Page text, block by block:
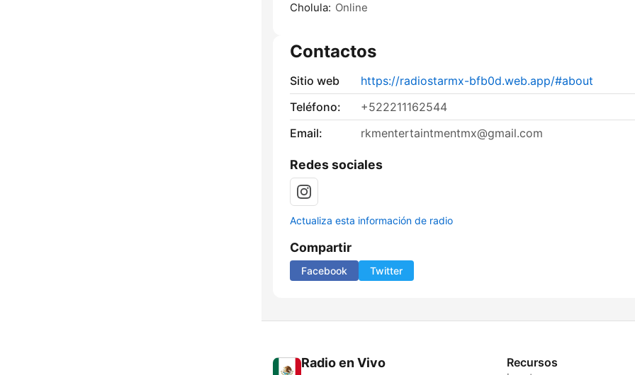
Cholula: Online
Contactos
Sitio web
https://radiostarmx-bfb0d.web.app/#about
Teléfono:
+522211162544
Email:
rkmentertaintmentmx@gmail.com
Redes sociales
Actualiza esta información de radio
Compartir
Facebook Twitter
Radio en Vivo Recursos